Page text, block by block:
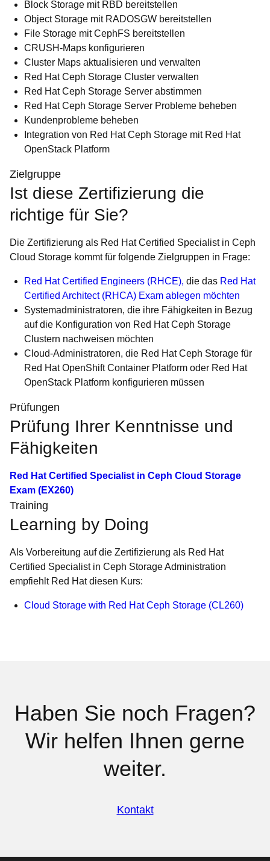
Block Storage mit RBD bereitstellen
Object Storage mit RADOSGW bereitstellen
File Storage mit CephFS bereitstellen
CRUSH-Maps konfigurieren
Cluster Maps aktualisieren und verwalten
Red Hat Ceph Storage Cluster verwalten
Red Hat Ceph Storage Server abstimmen
Red Hat Ceph Storage Server Probleme beheben
Kundenprobleme beheben
Integration von Red Hat Ceph Storage mit Red Hat
OpenStack Platform
Zielgruppe
Ist diese Zertifizierung die
richtige für Sie?
Die Zertifizierung als Red Hat Certified Specialist in Ceph
Cloud Storage kommt für folgende Zielgruppen in Frage:
Red Hat Certified Engineers (RHCE), die das Red Hat
Certified Architect (RHCA) Exam ablegen möchten
Systemadministratoren, die ihre Fähigkeiten in Bezug
auf die Konfiguration von Red Hat Ceph Storage
Clustern nachweisen möchten
Cloud-Administratoren, die Red Hat Ceph Storage für
Red Hat OpenShift Container Platform oder Red Hat
OpenStack Platform konfigurieren müssen
Prüfungen
Prüfung Ihrer Kenntnisse und
Fähigkeiten
Red Hat Certified Specialist in Ceph Cloud Storage
Exam (EX260)
Training
Learning by Doing
Als Vorbereitung auf die Zertifizierung als Red Hat
Certified Specialist in Ceph Storage Administration
empfiehlt Red Hat diesen Kurs:
Cloud Storage with Red Hat Ceph Storage (CL260)
Haben Sie noch Fragen?
Wir helfen Ihnen gerne
weiter.
Kontakt